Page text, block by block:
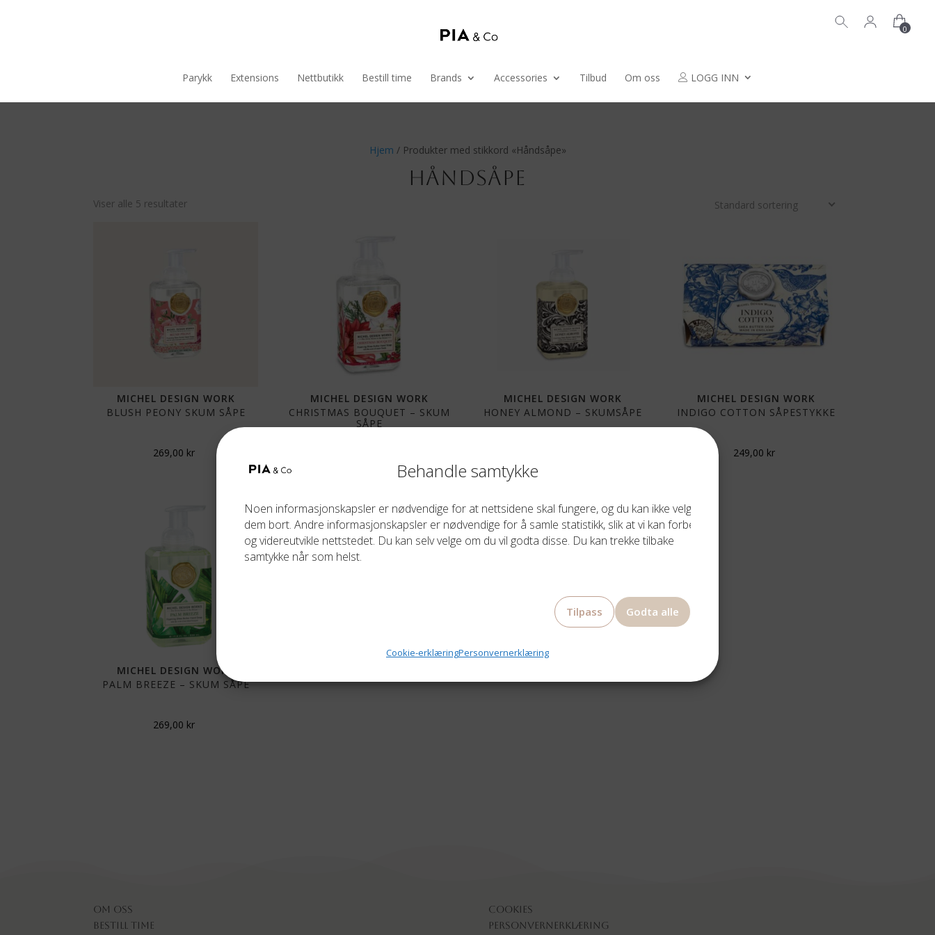
Behandle samtykke
Noen informasjonskapsler er nødvendige for at nettsidene skal fungere, og du kan ikke velge
dem bort. Andre informasjonskapsler er nødvendige for å samle statistikk, slik at vi kan forbedre
og videreutvikle nettstedet. Du kan selv velge om du vil godta disse. Du kan trekke tilbake
samtykke når som helst.
Godta alle
Tilpass
Cookie-erklæringPersonvernerklæring
0
Parykk Extensions Nettbutikk Bestill time Brands Accessories Tilbud Om oss LOGG INN
Hjem / Produkter med stikkord «Håndsåpe»
HÅNDSÅPE
Viser alle 5 resultater Standard sortering
MICHEL DESIGN WORK
BLUSH PEONY SKUM SÅPE
269,00 kr
MICHEL DESIGN WORK
CHRISTMAS BOUQUET – SKUM
SÅPE
MICHEL DESIGN WORK
HONEY ALMOND – SKUMSÅPE
MICHEL DESIGN WORK
INDIGO COTTON SÅPESTYKKE
249,00 kr
MICHEL DESIGN WORK
PALM BREEZE – SKUM SÅPE
269,00 kr
Om oss
Bestill time
Cookies
Personvernerklæring